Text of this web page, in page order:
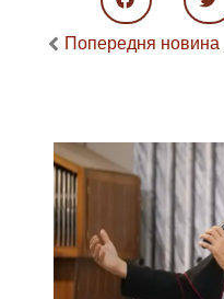
Попередня новина